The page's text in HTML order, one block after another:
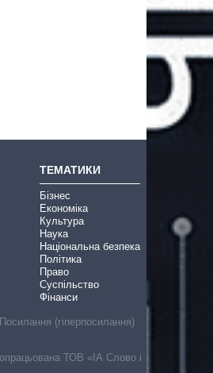
ТЕМАТИКИ
Бізнес
Економіка
Культура
Наука
Національна безпека
Політика
Право
Суспільство
Фінанси
(гіперпосилання)
опрацьована ТОВ «ІА Слово і